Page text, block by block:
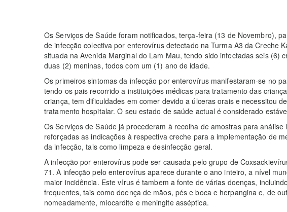
Os Serviços de Saúde foram notificados, terça-feira (13 de Novembro),
de infecção colectiva por enterovírus detectado na Turma A3 da Creche
situada na Avenida Marginal do Lam Mau, tendo sido infectadas seis (6)
duas (2) meninas, todos com um (1) ano de idade.
Os primeiros sintomas da infecção por enterovírus manifestaram-se no
tendo os pais recorrido a instituições médicas para tratamento das
criança, tem dificuldades em comer devido a úlceras orais e necessitou
tratamento hospitalar. O seu estado de saúde actual é considerado
Os Serviços de Saúde já procederam à recolha de amostras para análise
reforçadas as indicações à respectiva creche para a implementação de
da infecção, tais como limpeza e desinfecção geral.
A infecção por enterovírus pode ser causada pelo grupo de
71. A infecção pelo enterovírus aparece durante o ano inteiro, a nível
maior incidência. Este vírus é tambem a fonte de várias doenças,
frequentes, tais como doença de mãos, pés e boca e herpangina e, de
nomeadamente, miocardite e meningite asséptica.